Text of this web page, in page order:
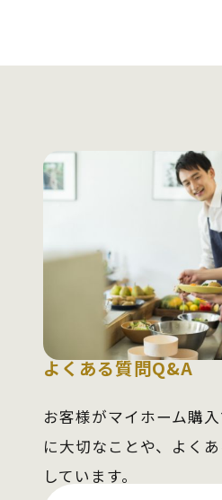
よくある質問Q&A
お客様がマイホーム購
に大切なことや、よく
しています。